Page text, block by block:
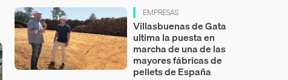
EMPRESAS
Villasbuenas de Gata
ultima la puesta en
marcha de una de las
mayores fábricas de
pellets de España